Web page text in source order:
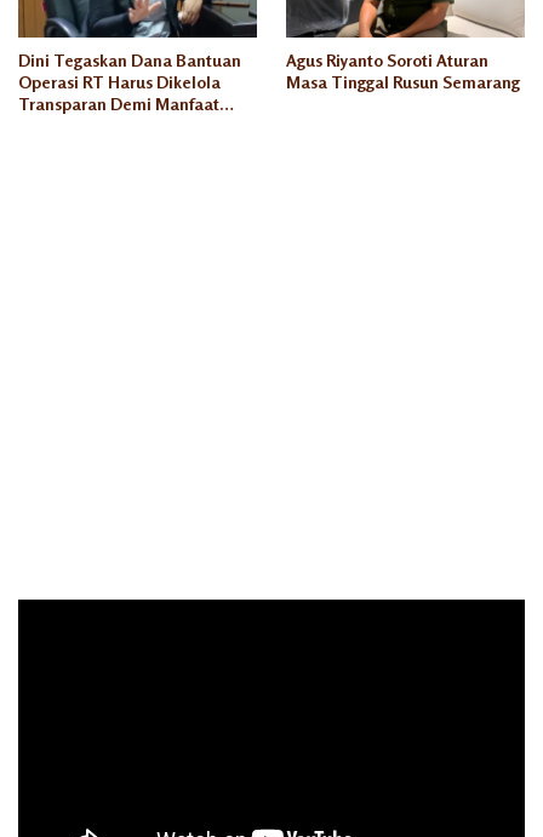
Dini Tegaskan Dana Bantuan
Operasi RT Harus Dikelola
Transparan Demi Manfaat
Agus Riyanto Soroti Aturan
Masa Tinggal Rusun Semarang